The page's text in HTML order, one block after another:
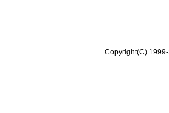
Copyright(C)